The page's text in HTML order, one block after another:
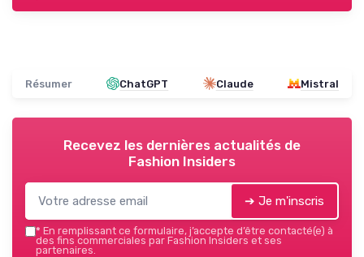
Résumer ChatGPT Claude Mistral
Recevez les dernières actualités de
Fashion Insiders
➔ Je m'inscris
* En remplissant ce formulaire, j’accepte d’être contacté(e) à
des fins commerciales par Fashion Insiders et ses
partenaires.